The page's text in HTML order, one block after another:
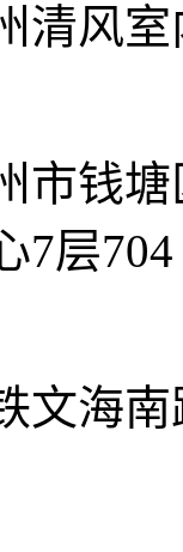
清风
市钱
7层704
文海